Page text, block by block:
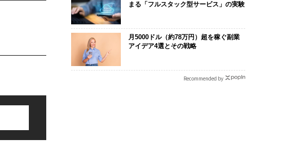
まる「フルスタック型サービス」の実験
月5000ドル（約78万円）超を稼ぐ副業
アイデア4選とその戦略
Recommended by